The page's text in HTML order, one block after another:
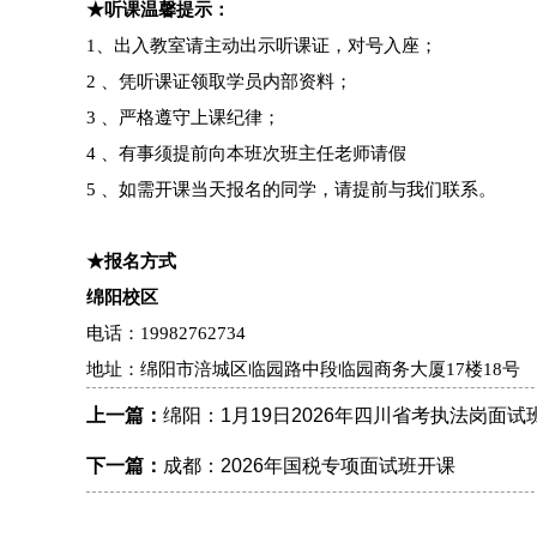
★听课温馨提示：
1、出入教室请主动出示听课证，对号入座；
2 、凭听课证领取学员内部资料；
3 、严格遵守上课纪律；
4 、有事须提前向本班次班主任老师请假
5 、如需开课当天报名的同学，请提前与我们联系。
★报名方式
绵阳校区
电话： 19982762734
地址：绵阳市涪城区临园路中段临园商务大厦17楼18号
上一篇： 绵阳：1月19日2026年四川省考执法岗面试
下一篇： 成都：2026年国税专项面试班开课